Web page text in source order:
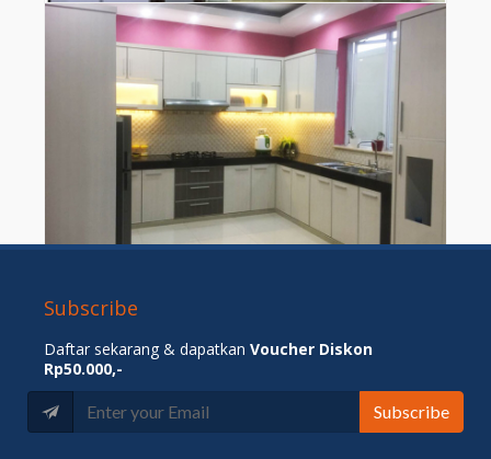
Kitchen Set Motif Serat Kayu
Detail
Subscribe
Daftar sekarang & dapatkan Voucher Diskon
Rp50.000,-
Subscribe